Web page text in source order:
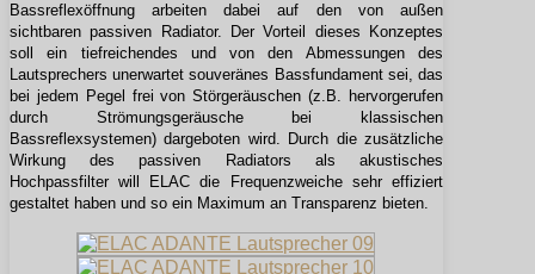
Bassreflexöffnung arbeiten dabei auf den von außen
sichtbaren passiven Radiator. Der Vorteil dieses Konzeptes
soll ein tiefreichendes und von den Abmessungen des
Lautsprechers unerwartet souveränes Bassfundament sei, das
bei jedem Pegel frei von Störgeräuschen (z.B. hervorgerufen
durch Strömungsgeräusche bei klassischen
Bassreflexsystemen) dargeboten wird. Durch die zusätzliche
Wirkung des passiven Radiators als akustisches
Hochpassfilter will ELAC die Frequenzweiche sehr effiziert
gestaltet haben und so ein Maximum an Transparenz bieten.